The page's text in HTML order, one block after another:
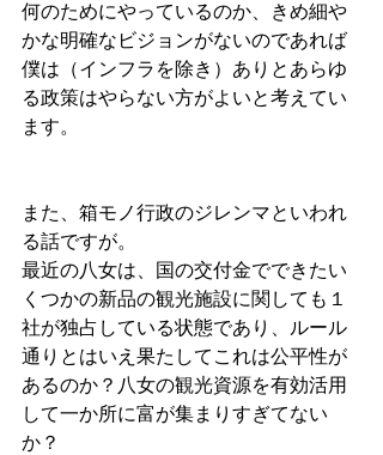
何のためにやっているのか、きめ細や
かな明確なビジョンがないのであれば
僕は（インフラを除き）ありとあらゆ
る政策はやらない方がよいと考えてい
ます。
また、箱モノ行政のジレンマといわれ
る話ですが。
最近の八女は、国の交付金でできたい
くつかの新品の観光施設に関しても１
社が独占している状態であり、ルール
通りとはいえ果たしてこれは公平性が
あるのか？八女の観光資源を有効活用
して一か所に富が集まりすぎてない
か？